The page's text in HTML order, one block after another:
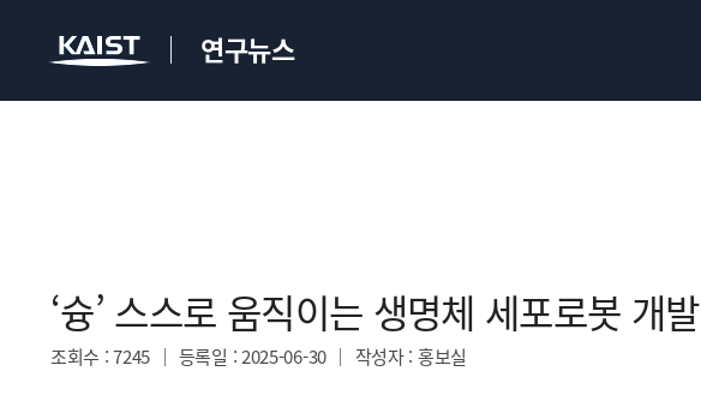
연구뉴스
‘슝’ 스스로 움직이는 생명체 세포로봇 개발​
조회수 : 7245 등록일 : 2025-06-30 작성자: 홍보실